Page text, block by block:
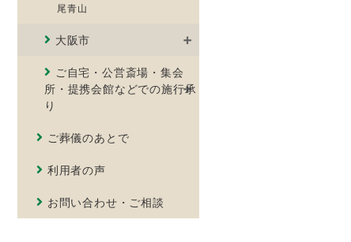
尾青山
大阪市
ご自宅・公営斎場・集会
所・提携会館などでの施行承
り
ご葬儀のあとで
利用者の声
お問い合わせ・ご相談